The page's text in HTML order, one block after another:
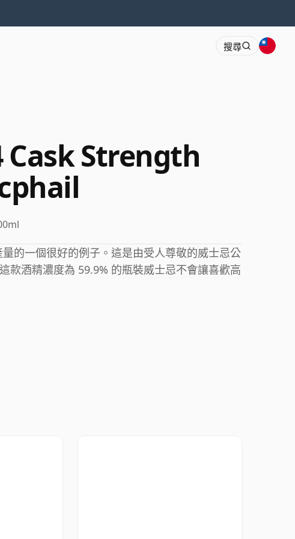
搜尋
Cask Strength
的一個很好的例子。這是由受人尊敬的威士忌公
酒精濃度為 59.9% 的瓶裝威士忌不會讓喜歡高